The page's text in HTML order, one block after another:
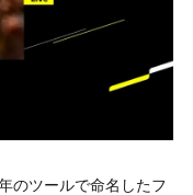
のツールで命名したフ